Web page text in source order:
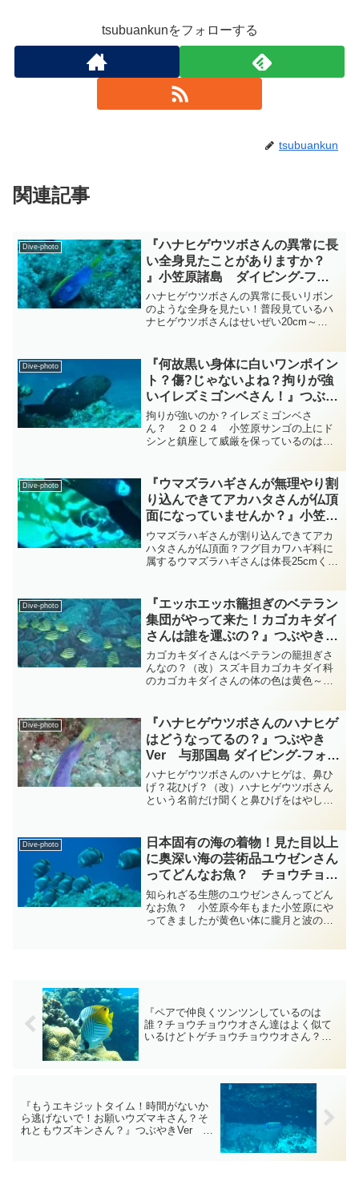
tsubuankunをフォローする
tsubuankun
関連記事
Dive-photo
『ハナヒゲウツボさんの異常に長
い全身見たことがありますか？
』小笠原諸島 ダイビング‐フォ
ト‐tsubuankun
ハナヒゲウツボさんの異常に長いリボン
のような全身を見たい！普段見ているハ
ナヒゲウツボさんはせいぜい20cm～
130cmにもなるのです・・・他のウツボ
さん達が寸胴で太く...
Dive-photo
『何故黒い身体に白いワンポイン
ト？傷?じゃないよね？拘りが強
いイレズミゴンベさん！』つぶや
きVer 小笠原 ダイビングｰフォ
ト‐tsubuankun
拘りが強いのか？イレズミゴンベさ
ん？ ２０２４ 小笠原サンゴの上にド
シンと鎮座して威厳を保っているのはス
んはホシゴンベさんやメガネゴンベさん
に似ていますが頭部には明瞭な...
Dive-photo
『ウマズラハギさんが無理やり割
り込んできてアカハタさんが仏頂
面になっていませんか？』小笠原
諸島 ダイビング‐フォト‐
tsubuankun
ウマズラハギさんが割り込んできてアカ
ハタさんが仏頂面？フグ目カワハギ科に
属するウマズラハギさんは体長25cmくら
ハギさんはカメラ好きなのか写真を撮っ
てもらおうと無理やり...
Dive-photo
『エッホエッホ籠担ぎのベテラン
集団がやって来た！カゴカキダイ
さんは誰を運ぶの？』つぶやき
Ver 柏島 ダイビング‐フォト‐
tsubuankun
カゴカキダイさんはベテランの籠担ぎさ
んなの？（改）スズキ目カゴカキダイ科
のカゴカキダイさんの体の色は黄色～灰
カゴカキダイさんの体は平たく体高があ
りプロポーションはチ...
Dive-photo
『ハナヒゲウツボさんのハナヒゲ
はどうなってるの？』つぶやき
Ver 与那国島 ダイビング‐フォ
ト‐tsubuankun
ハナヒゲウツボさんのハナヒゲは、鼻ひ
げ？花ひげ？（改）ハナヒゲウツボさん
という名前だけ聞くと鼻ひげをはやした
かける怖いウツボさんの仲間とは思えな
いとてもきれいで華やかな...
Dive-photo
日本固有の海の着物！見た目以上
に奥深い海の芸術品ユウゼンさん
ってどんなお魚？ チョウチョウ
ウオ科 小笠原 diving-photo-
summary-tsubuankun
知られざる生態のユウゼンさんってどん
なお魚？ 小笠原今年もまた小笠原にや
ってきましたが黄色い体に朧月と波の模
『ペアで仲良くツンツンしているのは
誰？チョウチョウウオさん達はよく似て
いるけどトゲチョウチョウウオさん？』
『もうエキジットタイム！時間がないか
ら逃げないで！お願いウズマキさん？そ
れともウズキンさん？』つぶやきVer 小